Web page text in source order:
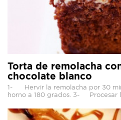
Torta de remolacha
chocolate blanco
1- Hervir la remolacha por 30
horno a 180 grados. 3- Procesar